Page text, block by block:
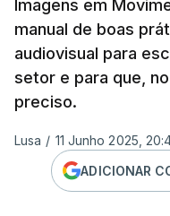
Imagens em
manual de boas
audiovisual para
setor e para que,
preciso.
Lusa / 11 Junho 2025,
ADICIONAR